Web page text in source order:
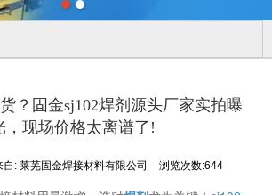
？固金sj102焊剂源头厂家实拍曝
，现场价格太离谱了!
自:莱芜固金焊接材料有限公司 浏览次数:644